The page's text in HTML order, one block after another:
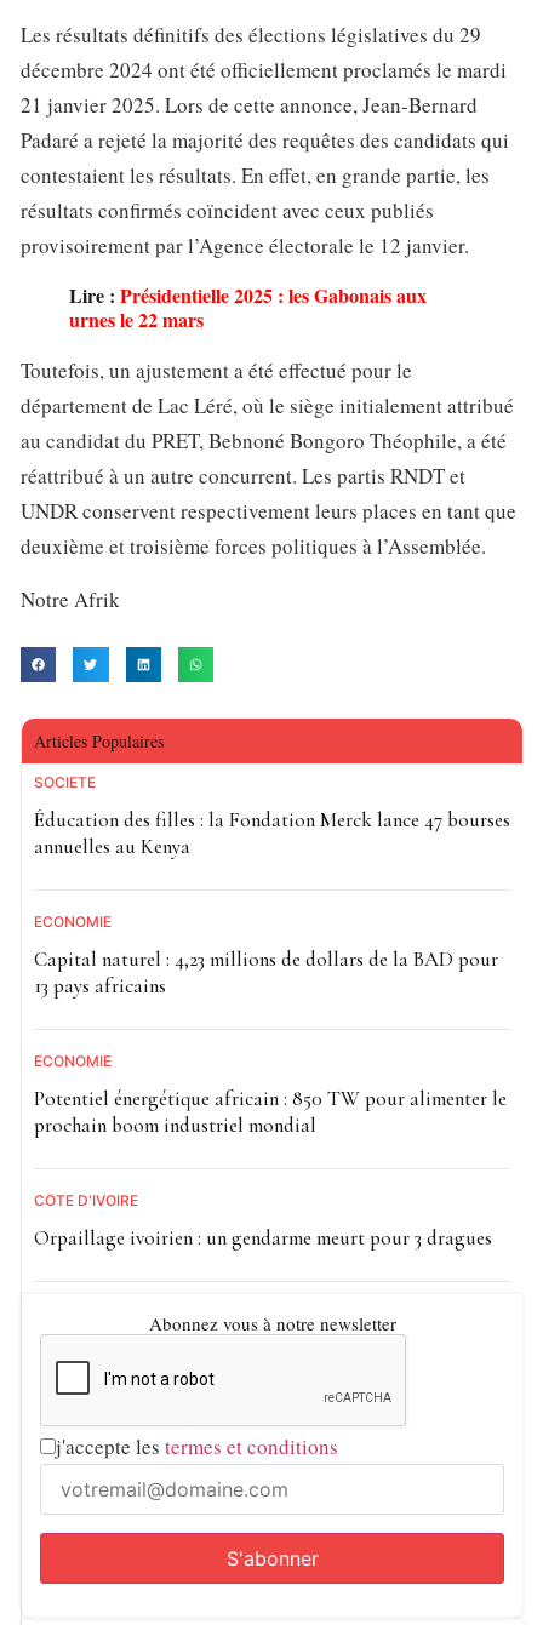
Les résultats définitifs des élections législatives du 29
décembre 2024 ont été officiellement proclamés le mardi
21 janvier 2025. Lors de cette annonce, Jean-Bernard
Padaré a rejeté la majorité des requêtes des candidats qui
contestaient les résultats. En effet, en grande partie, les
résultats confirmés coïncident avec ceux publiés
provisoirement par l’Agence électorale le 12 janvier.
Lire : Présidentielle 2025 : les Gabonais aux
urnes le 22 mars
Toutefois, un ajustement a été effectué pour le
département de Lac Léré, où le siège initialement attribué
au candidat du PRET, Bebnoné Bongoro Théophile, a été
réattribué à un autre concurrent. Les partis RNDT et
UNDR conservent respectivement leurs places en tant que
deuxième et troisième forces politiques à l’Assemblée.
Notre Afrik
Articles Populaires
SOCIETE
Éducation des filles : la Fondation Merck lance 47 bourses
annuelles au Kenya
ECONOMIE
Capital naturel : 4,23 millions de dollars de la BAD pour
13 pays africains
ECONOMIE
Potentiel énergétique africain : 850 TW pour alimenter le
prochain boom industriel mondial
CÔTE D'IVOIRE
Orpaillage ivoirien : un gendarme meurt pour 3 dragues
Abonnez vous à notre newsletter
j'accepte les termes et conditions